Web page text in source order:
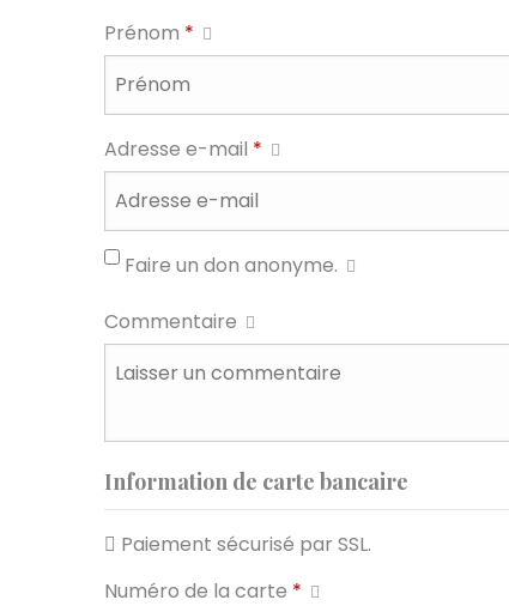
Prénom *
Adresse e-mail *
Faire un don anonyme.
Commentaire
Information de carte bancaire
Paiement sécurisé par SSL.
Numéro de la carte *